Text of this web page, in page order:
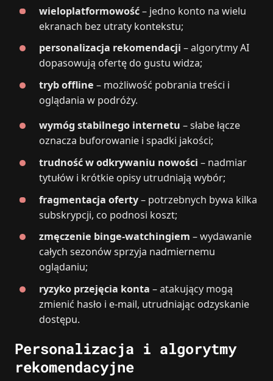
wieloplatformowość– jedno konto na wielu
ekranach bez utraty kontekstu;
personalizacja rekomendacji – algorytmy AI
dopasowują ofertę do gustu widza;
tryb offline – możliwość pobrania treści i
oglądania w podróży.
wymóg stabilnego internetu – słabe łącze
oznacza buforowanie i spadki jakości;
trudność w odkrywaniu nowości – nadmiar
tytułów i krótkie opisy utrudniają wybór;
fragmentacja oferty– potrzebnych bywa kilka
subskrypcji, co podnosi koszt;
zmęczenie binge-watchingiem – wydawanie
całych sezonów sprzyja nadmiernemu
oglądaniu;
ryzyko przejęcia konta – atakujący mogą
zmienić hasło i e-mail, utrudniając odzyskanie
dostępu.
Personalizacja i algorytmy
rekomendacyjne